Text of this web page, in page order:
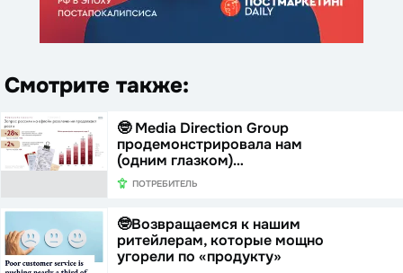
Смотрите также:
🤓 Media Direction Group
продемонстрировала нам
(одним глазком)…
ПОТРЕБИТЕЛЬ
🤓Возвращаемся к нашим
ритейлерам, которые мощно
угорели по «продукту»